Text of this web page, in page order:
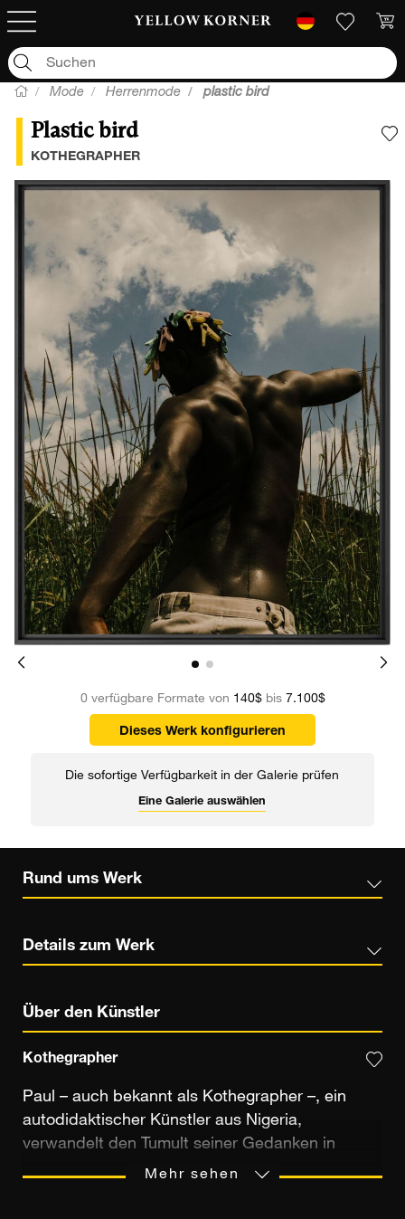
Mode Herrenmode plastic bird
Plastic bird
KOTHEGRAPHER
0 verfügbare Formate von 140$bis 7.100$
Dieses Werk konfigurieren
Die sofortige Verfügbarkeit in der Galerie prüfen
Eine Galerie auswählen
Rund ums Werk
Details zum Werk
Über den Künstler
Kothegrapher
Paul – auch bekannt als Kothegrapher –, ein
autodidaktischer Künstler aus Nigeria,
verwandelt den Tumult seiner Gedanken in
lebendige Bilder. Das Ergebnis: eine poetische
Mehr sehen